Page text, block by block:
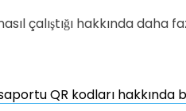
çalıştığı hakkında
QR kodları